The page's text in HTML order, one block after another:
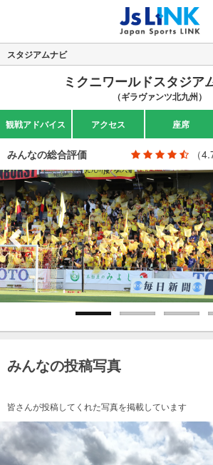
スタジアムナビ
ミクニワールドスタジア
（ギラヴァンツ北九州）
観戦アドバイス アクセス 座席
みんなの総合評価 （
Previous
みんなの投稿写真
皆さんが投稿してくれた写真を掲載しています